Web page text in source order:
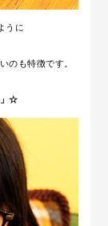
うに
のも特徴です。
」☆